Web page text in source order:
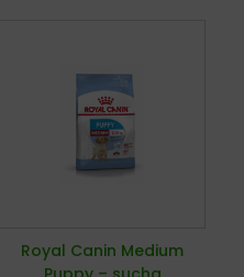
Royal Canin Medium